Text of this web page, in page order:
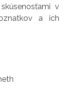
v
a ich